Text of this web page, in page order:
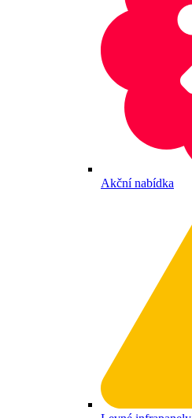
Akční nabídka